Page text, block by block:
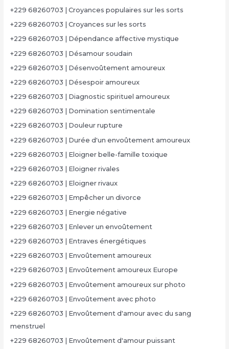
+229 68260703 | Croyances populaires sur les sorts
+229 68260703 | Croyances sur les sorts
+229 68260703 | Dépendance affective mystique
+229 68260703 | Désamour soudain
+229 68260703 | Désenvoûtement amoureux
+229 68260703 | Désespoir amoureux
+229 68260703 | Diagnostic spirituel amoureux
+229 68260703 | Domination sentimentale
+229 68260703 | Douleur rupture
+229 68260703 | Durée d'un envoûtement amoureux
+229 68260703 | Eloigner belle-famille toxique
+229 68260703 | Eloigner rivales
+229 68260703 | Eloigner rivaux
+229 68260703 | Empêcher un divorce
+229 68260703 | Energie négative
+229 68260703 | Enlever un envoûtement
+229 68260703 | Entraves énergétiques
+229 68260703 | Envoûtement amoureux
+229 68260703 | Envoûtement amoureux Europe
+229 68260703 | Envoûtement amoureux sur photo
+229 68260703 | Envoûtement avec photo
+229 68260703 | Envoûtement d'amour avec du sang
menstruel
+229 68260703 | Envoûtement d'amour puissant